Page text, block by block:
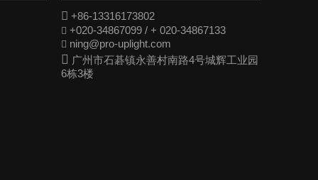
 +86-13316173802
 +020-34867099 / + 020-34867133
 ning@pro-uplight.com
 广州市石碁镇永善村南路4号城辉工业园
6栋3楼